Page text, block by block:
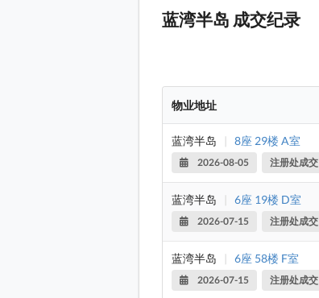
蓝湾半岛 成交纪录
物业地址
蓝湾半岛 | 8座 29楼 A室
2026-08-05 注册处成交
蓝湾半岛 | 6座 19楼 D室
2026-07-15 注册处成交
蓝湾半岛 | 6座 58楼 F室
2026-07-15 注册处成交